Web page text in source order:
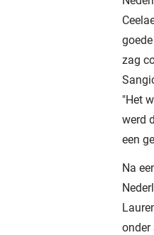
zag
"Het
werd
een
Na
onder